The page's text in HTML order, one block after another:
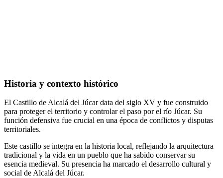
Historia y contexto histórico
El Castillo de Alcalá del Júcar data del siglo XV y fue construido
para proteger el territorio y controlar el paso por el río Júcar. Su
función defensiva fue crucial en una época de conflictos y disputas
territoriales.
Este castillo se integra en la historia local, reflejando la arquitectura
tradicional y la vida en un pueblo que ha sabido conservar su
esencia medieval. Su presencia ha marcado el desarrollo cultural y
social de Alcalá del Júcar.